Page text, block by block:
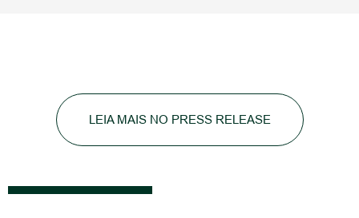
LEIA MAIS NO PRESS RELEASE